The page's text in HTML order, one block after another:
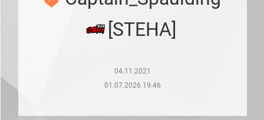
игроков
[STEHA]
04.11.2021
01.07.2026 19:46